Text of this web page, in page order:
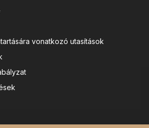
vonatkozó utasítások